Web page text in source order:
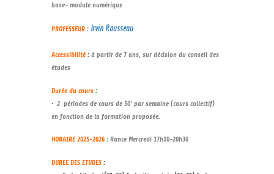
base- module numérique
PROFESSEUR : Irvin Rousseau
Accessibilité : à partir de 7 ans, sur décision du conseil des
études
Durée du cours :
• 2 périodes de cours de 50′ par semaine (cours collectif)
en fonction de la formation proposée.
HORAIRE 2025-2026 : Rance Mercredi 17h10-20h30
DUREE DES ETUDES :